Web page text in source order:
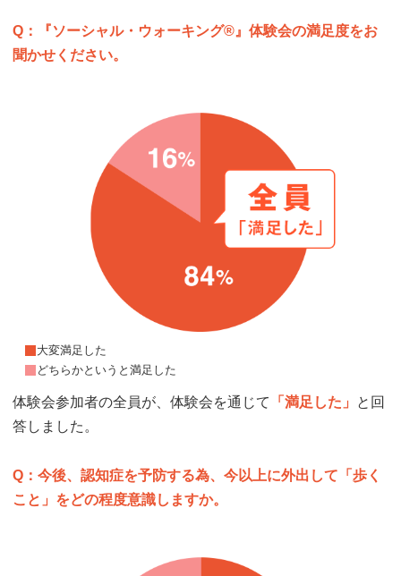
Q：『ソーシャル・ウォーキング®』体験会の満足度をお
聞かせください。
大変満足した
どちらかというと満足した
体験会参加者の全員が、体験会を通じて 「満足した」
と回
答しました。
Q：今後、認知症を予防する為、今以上に外出して「歩く
こと」をどの程度意識しますか。